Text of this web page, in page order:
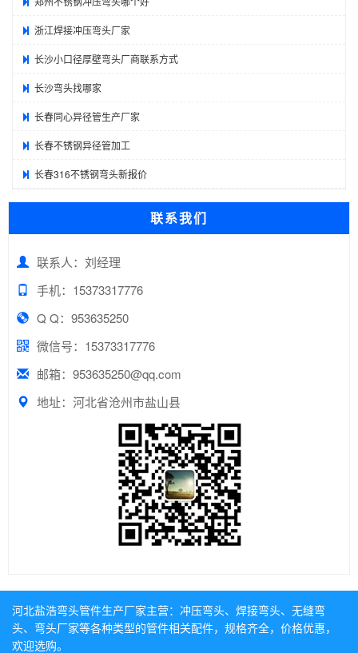
浙江焊接冲压弯头厂家
长沙小口径厚壁弯头厂商联系方式
长沙弯头找哪家
长春同心异径管生产厂家
长春不锈钢异径管加工
长春316不锈钢弯头新报价
联系我们
联系人：刘经理
手机：15373317776
Q Q：953635250
微信号：15373317776
邮箱：953635250@qq.com
地址：河北省沧州市盐山县
河北盐浩弯头管件生产厂家主营： 冲压弯头、 焊接弯头、 无缝弯
头、 弯头厂家等各种类型的管件相关配件，规格齐全，价格优惠，
欢迎选购。